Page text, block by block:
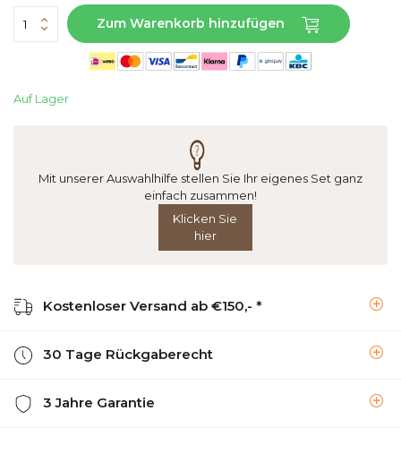
Zum Warenkorb hinzufügen
Auf Lager
Mit unserer Auswahlhilfe stellen Sie Ihr eigenes Set ganz
einfach zusammen!
Klicken Sie
hier
Kostenloser Versand ab €150,- *
30 Tage Rückgaberecht
3 Jahre Garantie